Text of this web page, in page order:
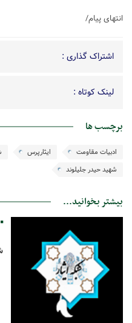
انتهای پیام/
اشتراک گذاری :
لینک کوتاه :
برچسب ها
ادبیات مقاومت ایثارپرس
شهید حیدر جلیلوند
بیشتر بخوانید...